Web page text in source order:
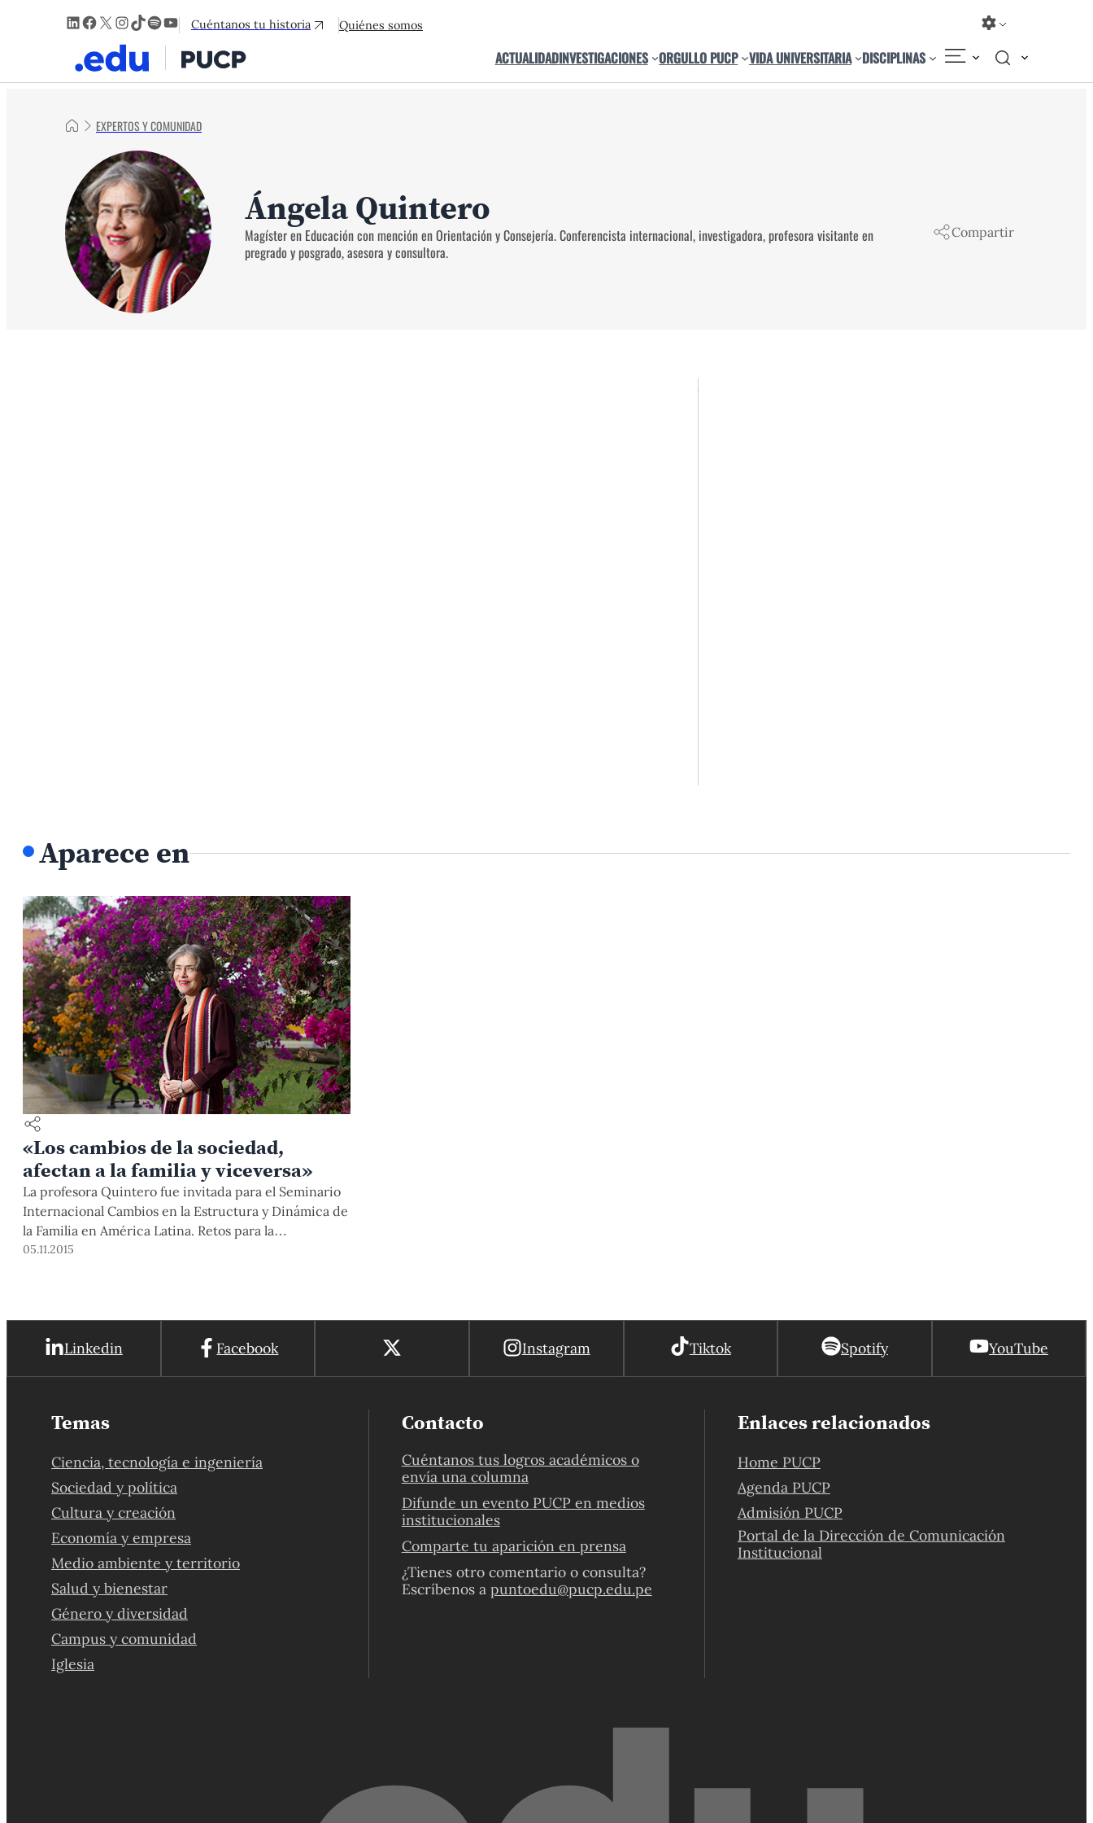
LinkedIn
Facebook
X Instagram
TikTok
Spotify
YouTube
Cuéntanos tu historia Quiénes somos
ACTUALIDADINVESTIGACIONES ORGULLO PUCP VIDA UNIVERSITARIA DISCIPLINAS
EXPERTOS Y COMUNIDAD
Ángela Quintero
Magíster en Educación con mención en Orientación y Consejería. Conferencista internacional, investigadora, profesora visitante en
pregrado y posgrado, asesora y consultora.
Compartir
Aparece en
«Los cambios de la sociedad,
afectan a la familia y viceversa»
La profesora Quintero fue invitada para el Seminario
Internacional Cambios en la Estructura y Dinámica de
la Familia en América Latina. Retos para la
intervención profesional, organizado por la
05.11.2015
Linkedin Facebook Instagram Tiktok Spotify YouTube
Temas
Ciencia, tecnología e ingeniería
Sociedad y política
Cultura y creación
Economía y empresa
Medio ambiente y territorio
Salud y bienestar
Género y diversidad
Campus y comunidad
Iglesia
Contacto
Cuéntanos tus logros académicos o
envía una columna
Difunde un evento PUCP en medios
institucionales
Comparte tu aparición en prensa
¿Tienes otro comentario o consulta?
Escríbenos a puntoedu@pucp.edu.pe
Enlaces relacionados
Home PUCP
Agenda PUCP
Admisión PUCP
Portal de la Dirección de Comunicación
Institucional